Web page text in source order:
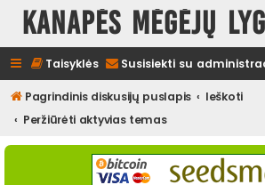
Kanapės mėgėjų
Taisyklės Susisiekti su
Pagrindinis diskusijų puslapis
Ieškoti
Peržiūrėti aktyvias temas